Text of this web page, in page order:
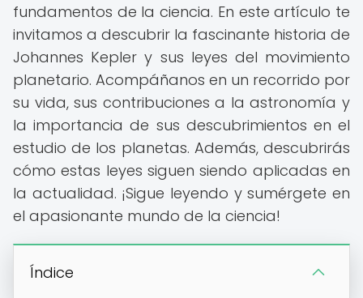
fundamentos de la ciencia. En este artículo te
invitamos a descubrir la fascinante historia de
Johannes Kepler y sus leyes del movimiento
planetario. Acompáñanos en un recorrido por
su vida, sus contribuciones a la astronomía y
la importancia de sus descubrimientos en el
estudio de los planetas. Además, descubrirás
cómo estas leyes siguen siendo aplicadas en
la actualidad. ¡Sigue leyendo y sumérgete en
el apasionante mundo de la ciencia!
Índice